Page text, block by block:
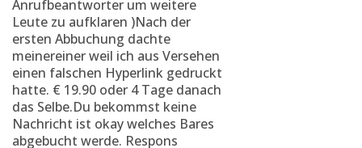
Anrufbeantworter um weitere
Leute zu aufklaren )Nach der
ersten Abbuchung dachte
meinereiner weil ich aus Versehen
einen falschen Hyperlink gedruckt
hatte. € 19.90 oder 4 Tage danach
das Selbe.Du bekommst keine
Nachricht ist okay welches Bares
abgebucht werde. Respons